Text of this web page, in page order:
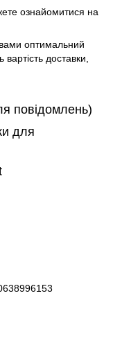
ознайомитися на
оптимальний
доставки,
повідомлень)
для